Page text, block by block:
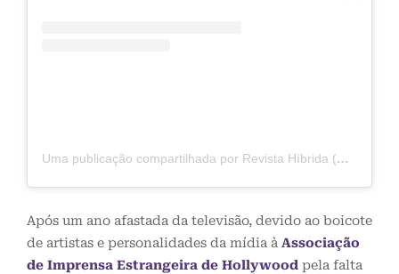
Uma publicação compartilhada por Revista Híbrida (@hibridamagazine)
Após um ano afastada da televisão, devido ao boicote
de artistas e personalidades da mídia à Associação
de Imprensa Estrangeira de Hollywood pela falta